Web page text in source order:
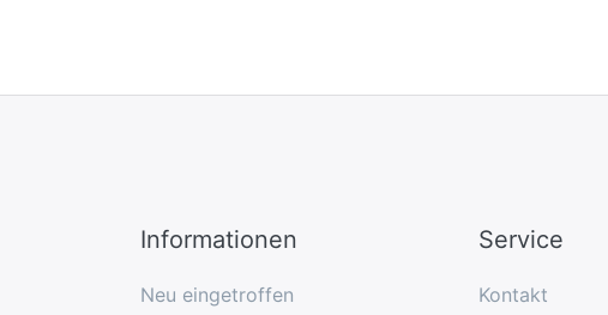
Informationen
Neu eingetroffen
Service
Kontakt